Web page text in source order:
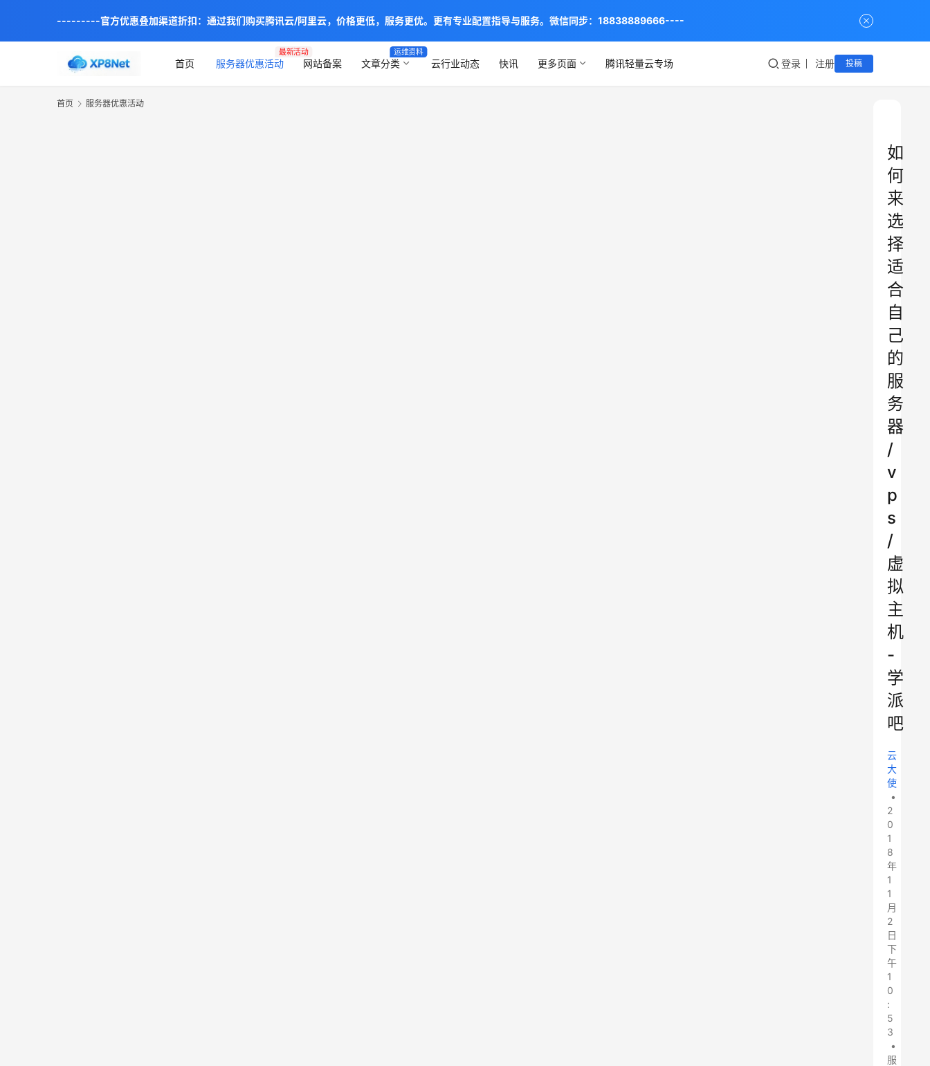
---------官方优惠叠加渠道折扣：通过我们购买腾讯云/阿里云，价格更低，服务更优。更有专业配置指导与服务。微信同步：18838889666----
首页 服务器优惠活动
最新活动
网站备案 文章分类
运维资料
云行业动态 快讯 更多页面 腾讯轻量云专场 登录 注册 投稿
首页 服务器优惠活动
如
何
来
选
择
适
合
自
己
的
服
务
器
/
v
p
s
/
虚
拟
主
机
-
学
派
吧
云
大
使
•
2
0
1
8
年
1
1
月
2
日
下
午
1
0
:
5
3
•
服